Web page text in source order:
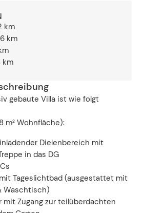
km
km
km
gebaute Villa ist wie folgt
m² Wohnfläche):
Dielenbereich mit
in das DG
Tageslichtbad (ausgestattet mit
Waschtisch)
mit Zugang zur teilüberdachten